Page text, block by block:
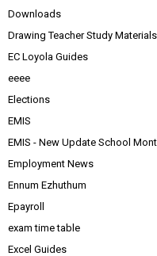
Downloads
Drawing Teacher Study Materials
EC Loyola Guides
eeee
Elections
EMIS
EMIS - New Update School
Employment News
Ennum Ezhuthum
Epayroll
exam time table
Excel Guides